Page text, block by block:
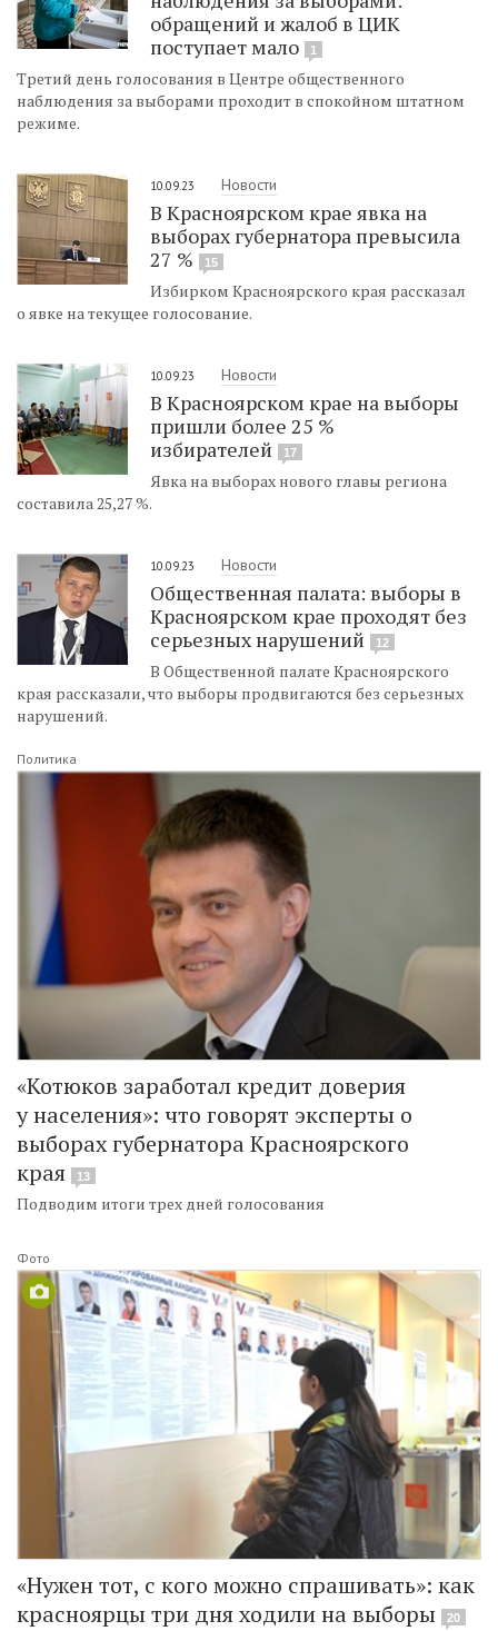
обращений и жалоб в ЦИК
поступает мало
1
Третий день голосования в Центре общественного
наблюдения за выборами проходит в спокойном штатном
режиме.
10.09.23 Новости
В Красноярском крае явка на
выборах губернатора превысила
27 %
15
Избирком Красноярского края рассказал
о явке на текущее голосование.
10.09.23 Новости
В Красноярском крае на выборы
пришли более 25 %
избирателей
17
Явка на выборах нового главы региона
составила 25,27 %.
10.09.23 Новости
Общественная палата: выборы в
Красноярском крае проходят без
серьезных нарушений
12
В Общественной палате Красноярского
края рассказали, что выборы продвигаются без серьезных
нарушений.
Политика
«Котюков заработал кредит доверия
у населения»: что говорят эксперты о
выборах губернатора Красноярского
края
13
Подводим итоги трех дней голосования
Фото
«Нужен тот, с кого можно спрашивать»: как
красноярцы три дня ходили на выборы
20